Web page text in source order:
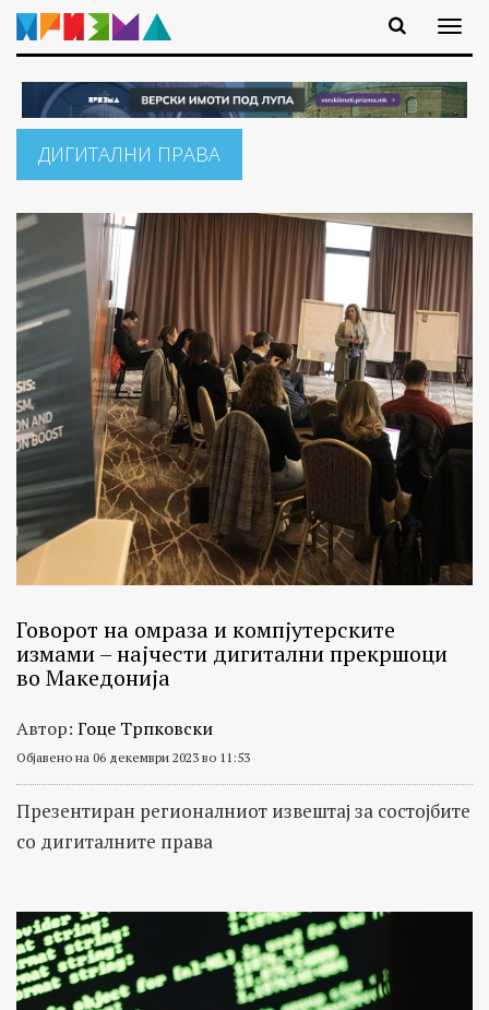
ДИГИТАЛНИ ПРАВА
Говорот на омраза и компјутерските
измами – најчести дигитални прекршоци
во Македонија
Автор: Гоце Трпковски
Објавено на 06 декември 2023 во 11:53
Презентиран регионалниот извештај за состојбите
со дигиталните права